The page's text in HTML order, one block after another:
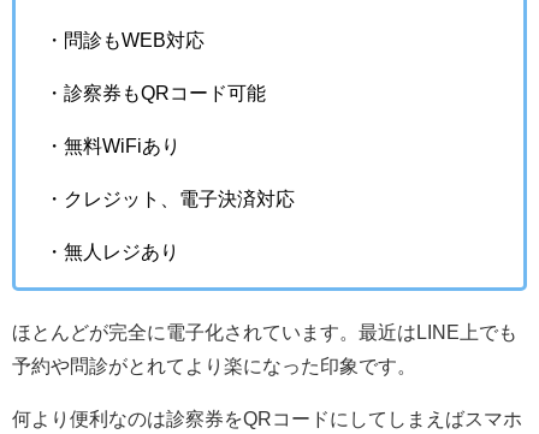
・問診もWEB対応
・診察券もQRコード可能
・無料WiFiあり
・クレジット、電子決済対応
・無人レジあり
ほとんどが完全に電子化されています。最近はLINE上でも
予約や問診がとれてより楽になった印象です。
何より便利なのは診察券をQRコードにしてしまえばスマホ